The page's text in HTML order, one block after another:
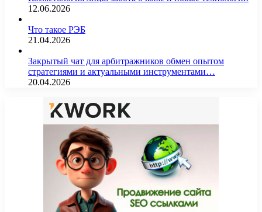
12.06.2026
Что такое РЭБ
21.04.2026
Закрытый чат для арбитражников обмен опытом
стратегиями и актуальными инструментами…
20.04.2026